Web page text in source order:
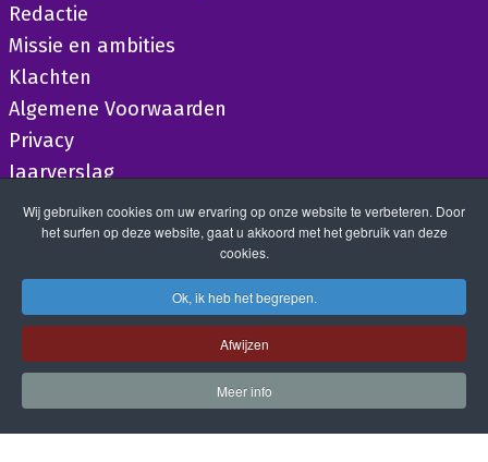
Redactie
Missie en ambities
Klachten
Algemene Voorwaarden
Privacy
Jaarverslag
Wij gebruiken cookies om uw ervaring op onze website te verbeteren. Door
het surfen op deze website, gaat u akkoord met het gebruik van deze
cookies.
Ok, ik heb het begrepen.
Afwijzen
Meer info